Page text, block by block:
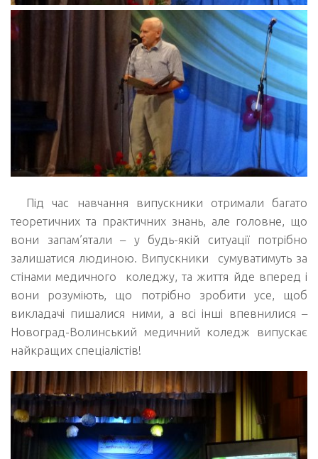
Під час навчання випускники отримали багато
теоретичних та практичних знань, але головне, що
вони запам’ятали – у будь-якій ситуації потрібно
залишатися людиною. Випускники сумуватимуть за
стінами медичного коледжу, та життя йде вперед і
вони розуміють, що потрібно зробити усе, щоб
викладачі пишалися ними, а всі інші впевнилися –
Новоград-Волинський медичний коледж випускає
найкращих спеціалістів!